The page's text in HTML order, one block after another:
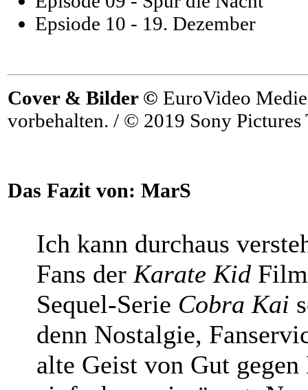
Epsiode 10 - 19. Dezember
Cover & Bilder © EuroVideo
vorbehalten. / © 2019 Sony Pictures
Das Fazit von: MarS
Ich kann durchaus
Fans der Karate Kid
Sequel-Serie Cobra Kai
denn Nostalgie,
alte Geist von Gut